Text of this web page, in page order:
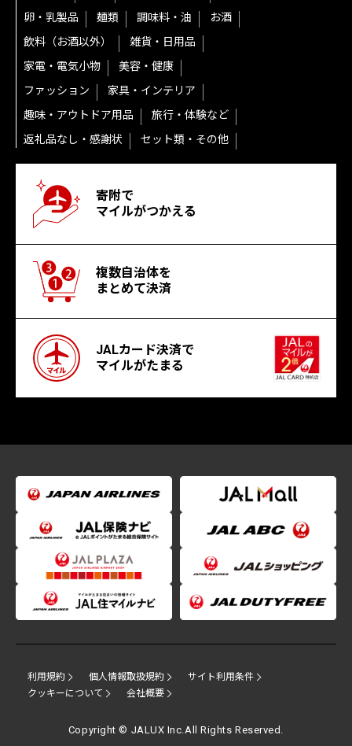
卵・乳製品
麺類 調味料・油
お酒
飲料（お酒以外）
雑貨・日用品
家電・電気小物
美容・健康
ファッション
家具・インテリア
趣味・アウトドア用品
旅行・体験など
返礼品なし・感謝状
セット類・その他
寄附で
マイルがつかえる
複数自治体を
まとめて決済
JALカード決済で
マイルがたまる
利用規約 個人情報取扱規約
サイト利用条件
クッキーについて
会社概要
Copyright © JALUX Inc.All Rights Reserved.